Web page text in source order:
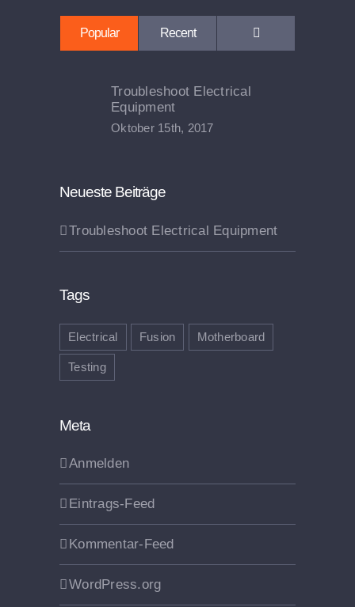
Popular Recent Comments
Troubleshoot Electrical
Equipment
Oktober 15th, 2017
Neueste Beiträge
Troubleshoot Electrical Equipment
Tags
Electrical Fusion Motherboard
Testing
Meta
Anmelden
Eintrags-Feed
Kommentar-Feed
WordPress.org